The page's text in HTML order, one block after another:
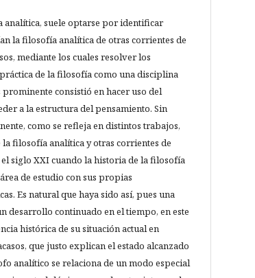
analítica, suele optarse por identificar
la filosofía analítica de otras corrientes de
mediante los cuales resolver los
de la filosofía como una disciplina
consistió en hacer uso del
a la estructura del pensamiento. Sin
como se refleja en distintos trabajos,
filosofía analítica y otras corrientes de
siglo XXI cuando la historia de la filosofía
de estudio con sus propias
Es natural que haya sido así, pues una
desarrollo continuado en el tiempo, en este
histórica de su situación actual en
que justo explican el estado alcanzado
analítico se relaciona de un modo especial